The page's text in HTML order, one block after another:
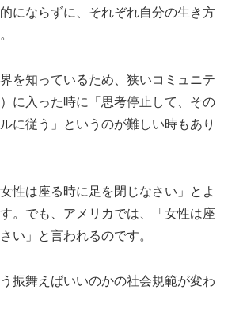
にならずに、それぞれ自分の生き方
を知っているため、狭いコミュニテ
に入った時に「思考停止して、その
に従う」というのが難しい時もあり
性は座る時に足を閉じなさい」とよ
。でも、アメリカでは、「女性は座
い」と言われるのです。
振舞えばいいのかの社会規範が変わ